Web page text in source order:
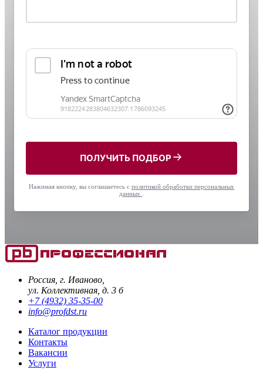
ПОЛУЧИТЬ ПОДБОР
Нажимая кнопку, вы соглашаетесь с политикой обработки персональных
данных
Россия, г. Иваново,
ул. Коллективная, д. 3 б
+7 (4932) 35-35-00
info@profdst.ru
Каталог продукции
Контакты
Вакансии
Услуги